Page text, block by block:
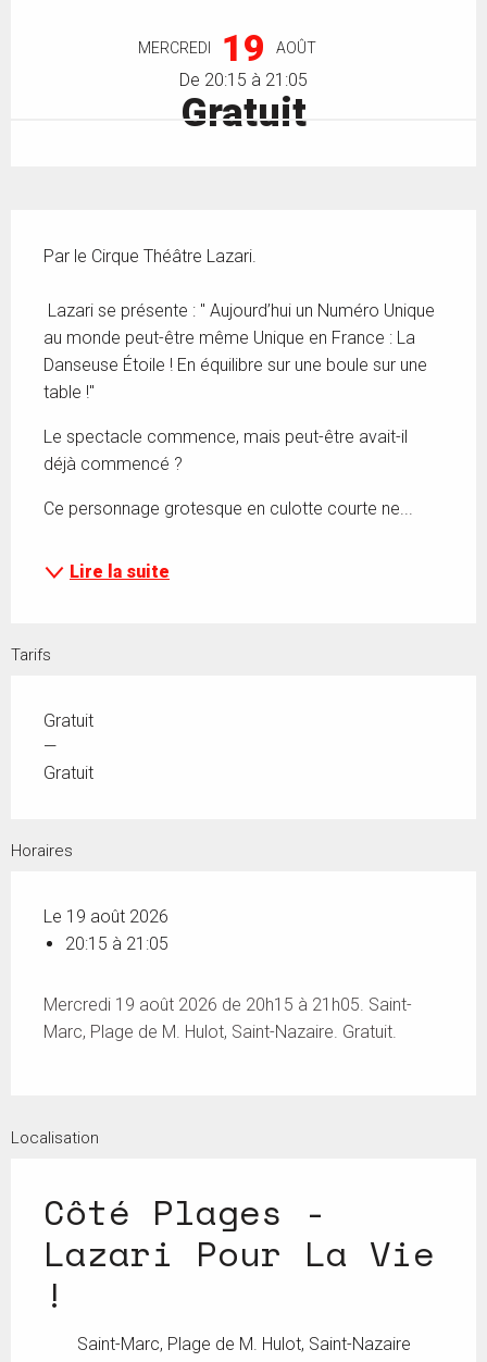
MERCREDI 19 AOÛT
De 20:15 à 21:05
Gratuit
Par le Cirque Théâtre Lazari.
au monde peut-être même Unique en France : La
Danseuse Étoile ! En équilibre sur une boule sur une
table !"
Le spectacle commence, mais peut-être avait-il
déjà commencé ?
Ce personnage grotesque en culotte courte ne...
Lire la suite
Tarifs
Gratuit
—
Gratuit
Horaires
Le 19 août 2026
20:15 à 21:05
Mercredi 19 août 2026 de 20h15 à 21h05. Saint-
Marc, Plage de M. Hulot, Saint-Nazaire. Gratuit.
Localisation
Côté Plages -
Lazari Pour La Vie
!
Saint-Marc, Plage de M. Hulot, Saint-Nazaire